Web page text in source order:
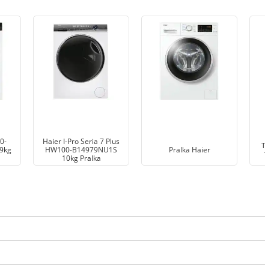
Haier I-Pro Seria 7 Plus
HW100-B14979NU1S
10kg Pralka
Pralka Haier